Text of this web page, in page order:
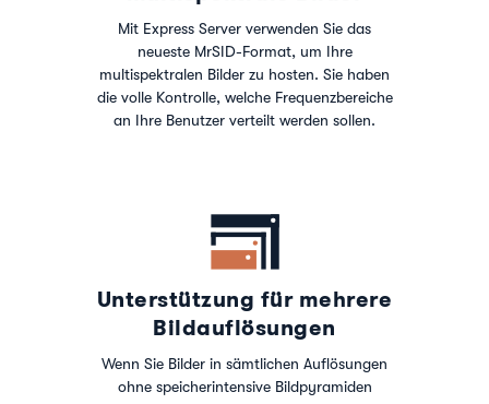
Mit Express Server verwenden Sie das
neueste MrSID-Format, um Ihre
multispektralen Bilder zu hosten. Sie haben
die volle Kontrolle, welche Frequenzbereiche
an Ihre Benutzer verteilt werden sollen.
Unterstützung für mehrere
Bildauflösungen
Wenn Sie Bilder in sämtlichen Auflösungen
ohne speicherintensive Bildpyramiden